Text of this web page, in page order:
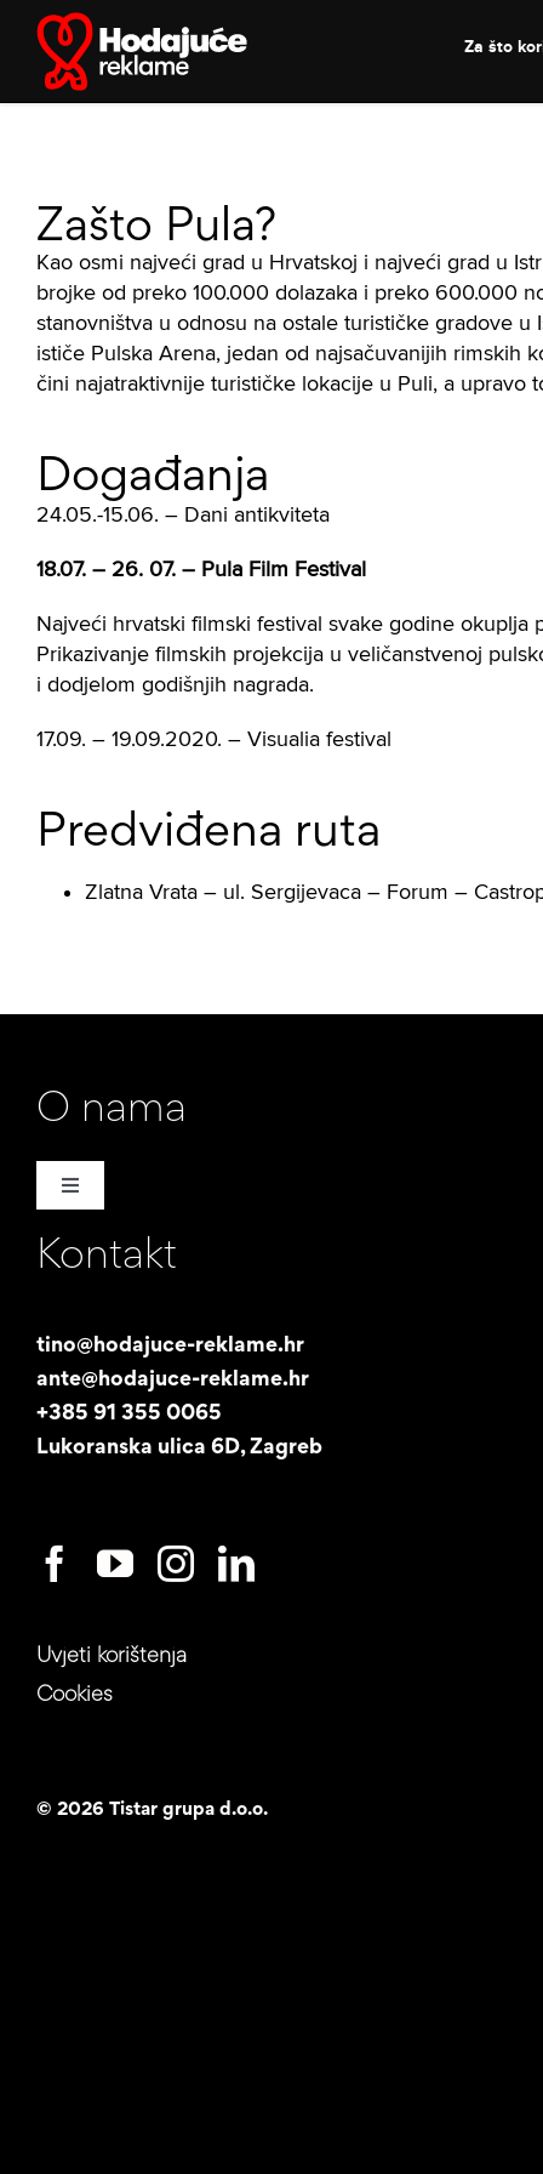
content
Za što
Zašto Pula?
Kao osmi najveći grad u Hrvatskoj i najveći grad u
brojke od preko 100.000 dolazaka i preko 600.000
stanovništva u odnosu na ostale turističke gradove
ističe Pulska Arena, jedan od najsačuvanijih rimskih
čini najatraktivnije turističke lokacije u Puli, a
Događanja
24.05.-15.06. – Dani antikviteta
18.07. – 26. 07. – Pula Film Festival
Najveći hrvatski filmski festival svake godine
Prikazivanje filmskih projekcija u veličanstvenoj
i dodjelom godišnjih nagrada.
17.09. – 19.09.2020. – Visualia festival
Predviđena ruta
Zlatna Vrata – ul. Sergijevaca – Forum –
O nama
Toggle
Naša priča
Studentski posao
Kontakt
tino@hodajuce-reklame.hr
ante@hodajuce-reklame.hr
+385 91 355 0065
Lukoranska ulica 6D, Zagreb
Uvjeti korištenja
Cookies
© 2026 Tistar grupa d.o.o.